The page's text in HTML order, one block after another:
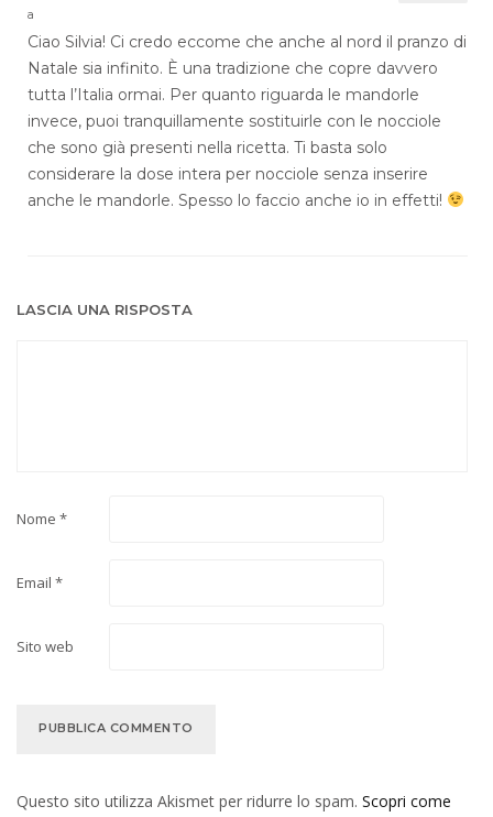
a
Ciao Silvia! Ci credo eccome che anche al nord il pranzo di
Natale sia infinito. È una tradizione che copre davvero
tutta l’Italia ormai. Per quanto riguarda le mandorle
invece, puoi tranquillamente sostituirle con le nocciole
che sono già presenti nella ricetta. Ti basta solo
considerare la dose intera per nocciole senza inserire
anche le mandorle. Spesso lo faccio anche io in effetti!
LASCIA UNA RISPOSTA
Nome *
Email *
Sito web
Questo sito utilizza Akismet per ridurre lo spam. Scopri come